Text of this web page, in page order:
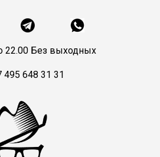
22.00 Без выходных
495 648 31 31